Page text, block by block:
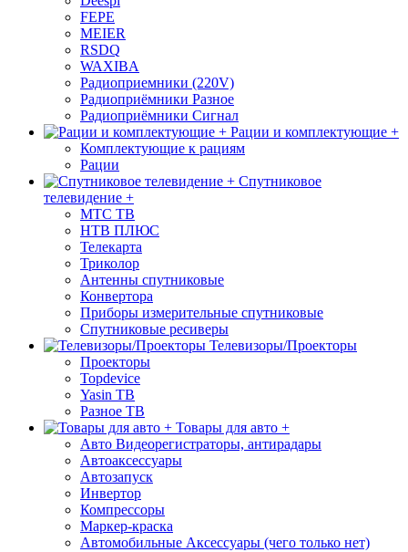
FEPE
MEIER
RSDQ
WAXIBA
Радиоприемники (220V)
Радиоприёмники Разное
Радиоприёмники Сигнал
Рации и комплектующие +
Комплектующие к рациям
Рации
Спутниковое
телевидение +
МТС ТВ
НТВ ПЛЮС
Телекарта
Триколор
Антенны спутниковые
Конвертора
Приборы измерительные спутниковые
Спутниковые ресиверы
Телевизоры/Проекторы
Проекторы
Topdevice
Yasin ТВ
Разное ТВ
Товары для авто +
Авто Видеорегистраторы, антирадары
Автоаксессуары
Автозапуск
Инвертор
Компрессоры
Маркер-краска
Автомобильные Аксессуары (чего только нет)